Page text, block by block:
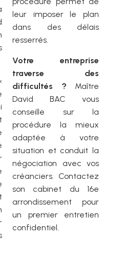
leur imposer le plan
dans des délais
resserrés.
Votre entreprise
traverse des
difficultés ? Maître
David BAC vous
conseille sur la
procédure la mieux
adaptée à votre
situation et conduit la
négociation avec vos
créanciers. Contactez
son cabinet du 16e
arrondissement pour
un premier entretien
confidentiel.